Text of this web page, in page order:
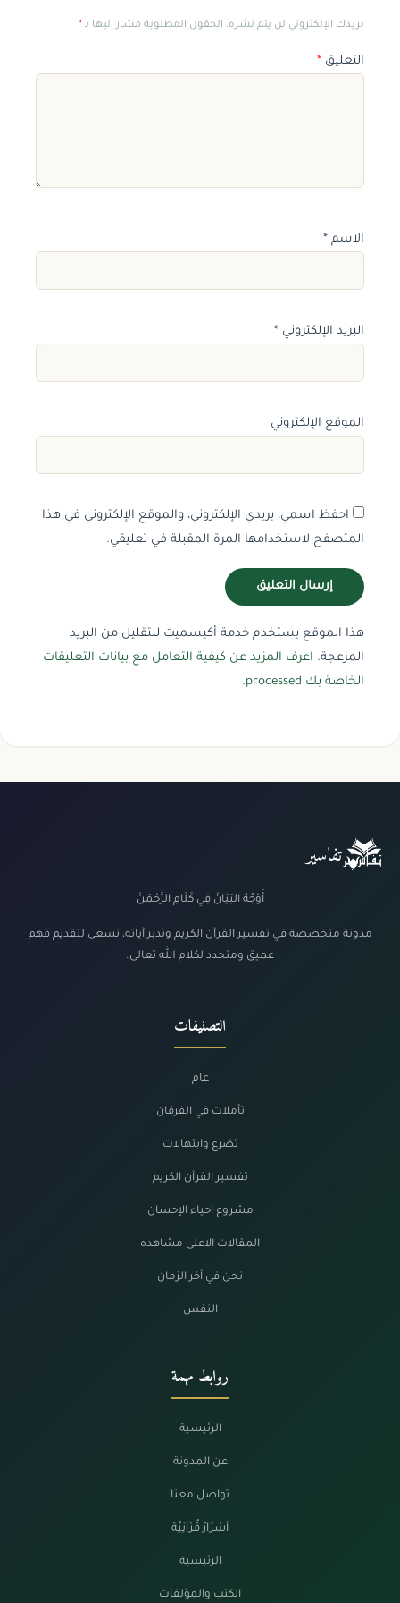
بريدك الإلكتروني لن يتم نشره. الحقول المطلوبة مشار إليها بـ *
التعليق *
الاسم *
البريد الإلكتروني *
الموقع الإلكتروني
احفظ اسمي، بريدي الإلكتروني، والموقع الإلكتروني في هذا
المتصفح لاستخدامها المرة المقبلة في تعليقي.
هذا الموقع يستخدم خدمة أكيسميت للتقليل من البريد
المزعجة. اعرف المزيد عن كيفية التعامل مع بيانات التعليقات
الخاصة بك processed
.
تفاسير
أَوْجُهُ البَيَانْ فِي كَلَامِ الرَّحْمَنْ
مدونة متخصصة في تفسير القرآن الكريم وتدبر آياته، نسعى لتقديم فهم
عميق ومتجدد لكلام الله تعالى.
التصنيفات
عام
تأملات في الفرقان
تضرع وابتهالات
تفسير القرآن الكريم
مشروع احياء الإحسان
المقالات الاعلى مشاهده
نحن في آخر الزمان
النفس
روابط مهمة
الرئيسية
عن المدونة
تواصل معنا
أسْرَارٌ قُرْآنِيَّة
الرئيسية
الكتب والمؤلفات